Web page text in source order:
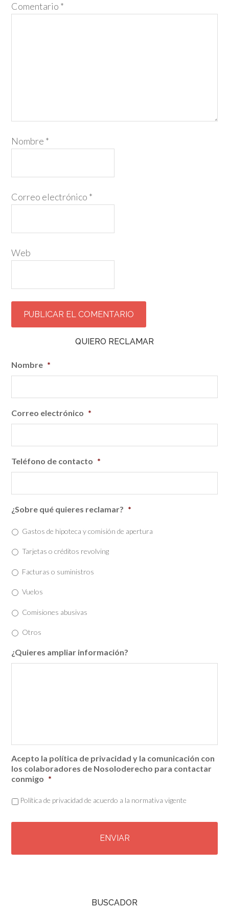
Comentario *
Nombre *
Correo electrónico *
Web
QUIERO RECLAMAR
Nombre *
Correo electrónico *
Teléfono de contacto *
¿Sobre qué quieres reclamar? *
Gastos de hipoteca y comisión de apertura
Tarjetas o créditos revolving
Facturas o suministros
Vuelos
Comisiones abusivas
Otros
¿Quieres ampliar información?
Acepto la política de privacidad y la comunicación con
los colaboradores de Nosoloderecho para contactar
conmigo *
Política de privacidad de acuerdo a la normativa vigente
BUSCADOR